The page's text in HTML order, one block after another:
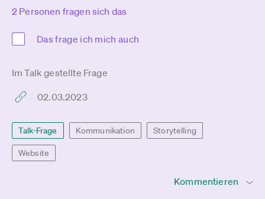
2 Personen fragen sich das
Das frage ich mich auch
Im Talk gestellte Frage
02.03.2023
Talk-Frage Kommunikation Storytelling
Website
Kommentieren